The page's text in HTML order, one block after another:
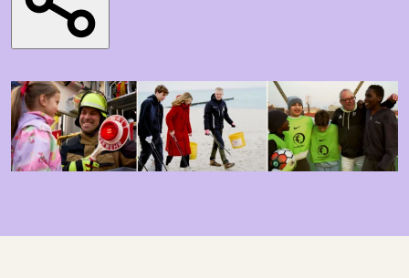
English
Weitere
Gebärdensprache
FAQ
Presse